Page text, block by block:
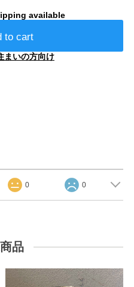
available
to cart
まいの方向け
0 0
品